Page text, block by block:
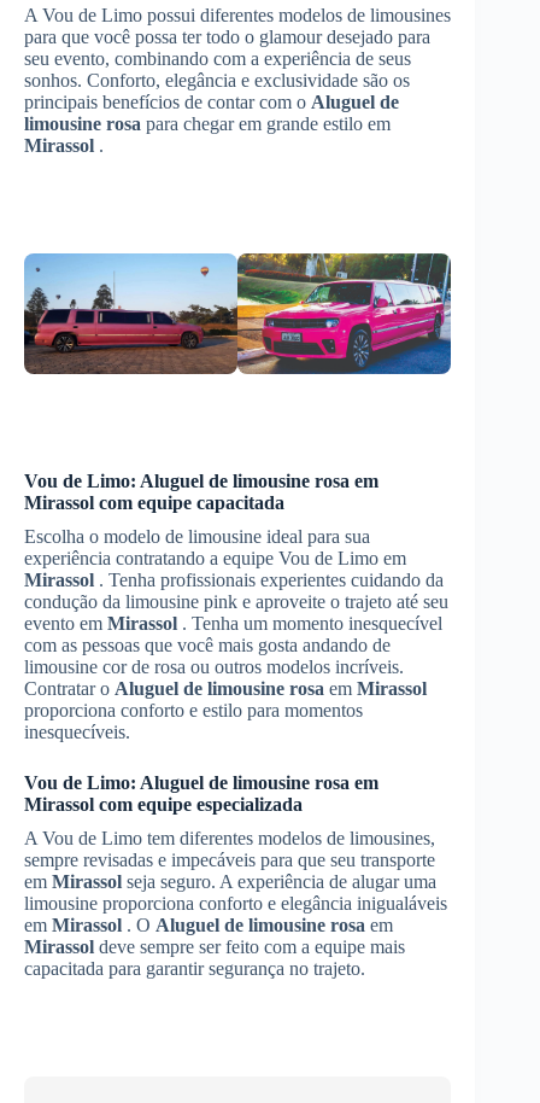
A Vou de Limo possui diferentes modelos de limousines
para que você possa ter todo o glamour desejado para
seu evento, combinando com a experiência de seus
sonhos. Conforto, elegância e exclusividade são os
principais benefícios de contar com o Aluguel de
limousine rosa para chegar em grande estilo em
Mirassol .
Vou de Limo: Aluguel de limousine rosa em
Mirassol com equipe capacitada
Escolha o modelo de limousine ideal para sua
experiência contratando a equipe Vou de Limo em
Mirassol . Tenha profissionais experientes cuidando da
condução da limousine pink e aproveite o trajeto até seu
evento em Mirassol . Tenha um momento inesquecível
com as pessoas que você mais gosta andando de
limousine cor de rosa ou outros modelos incríveis.
Contratar o Aluguel de limousine rosa em Mirassol
proporciona conforto e estilo para momentos
inesquecíveis.
Vou de Limo: Aluguel de limousine rosa em
Mirassol com equipe especializada
A Vou de Limo tem diferentes modelos de limousines,
sempre revisadas e impecáveis para que seu transporte
em Mirassol seja seguro. A experiência de alugar uma
limousine proporciona conforto e elegância inigualáveis
em Mirassol . O Aluguel de limousine rosa em
Mirassol deve sempre ser feito com a equipe mais
capacitada para garantir segurança no trajeto.